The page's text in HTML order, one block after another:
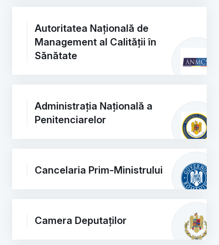
Autoritatea Națională de
Management al Calității în
Sănătate
Administrația Națională a
Penitenciarelor
Cancelaria Prim-Ministrului
Camera Deputaților